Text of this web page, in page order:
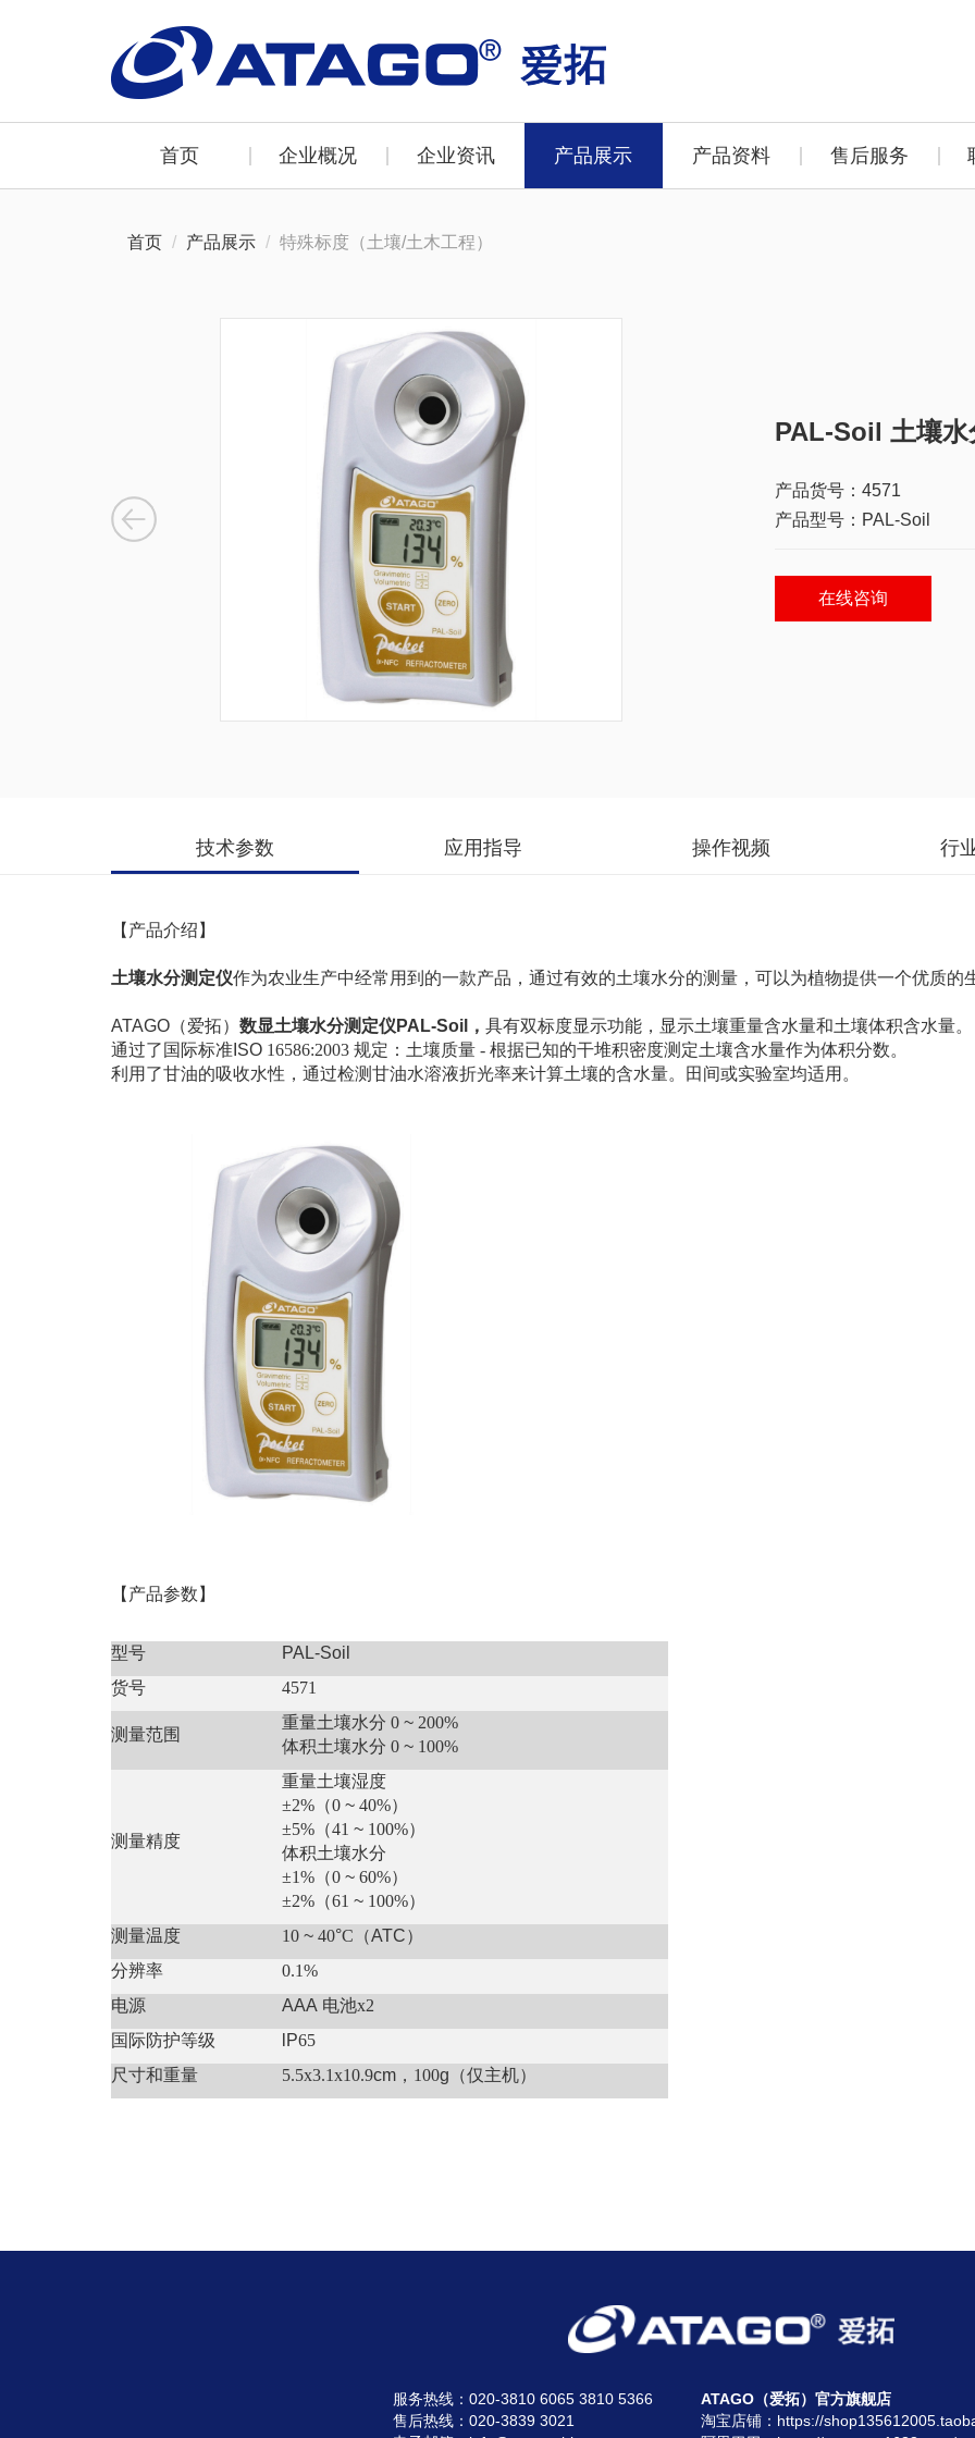
首页 企业概况 企业资讯 产品展示 产品资料 售后服务
首页 产品展示 特殊标度（土壤/土木工程）
PAL-Soil 土壤水
产品货号：4571
产品型号：PAL-Soil
在线咨询
技术参数 应用指导 操作视频 行
【产品介绍】
土壤水分测定仪作为农业生产中经常用到的一款产品，通过有效的土壤水分的测量，可以为植物提供一个优质的
ATAGO （爱拓） 数显土壤水分测定仪PAL-Soil， 具有双标度显示功能，显示土壤重量含水量和土壤体积含水量。
通过了国际标准 ISO 16586:2003 规定：土壤质量 - 根据已知的干堆积密度测定土壤含水量作为体积分数。
利用了甘油的吸收水性，通过检测甘油水溶液折光率来计算土壤的含水量。
田间或实验室均适用。
【产品参数】
型号
PAL-Soil
货号
4571
测量范围
重量土壤水分 0 ~ 200%
体积土壤水分 0 ~ 100%
测量精度
重量土壤湿度
±2%（0 ~ 40%）
±5%（41 ~ 100%）
体积土壤水分
±1%（0 ~ 60%）
±2%（61 ~ 100%）
测量温度
10 ~ 40°C（ATC）
分辨率
0.1%
电源
AAA 电池x2
国际防护等级
lP65
尺寸和重量
5.5x3.1x10.9cm ，100g （仅主机）
服务热线：020-3810 6065 3810 5366
售后热线：020-3839 3021
ATAGO（爱拓）官方旗舰店
淘宝店铺： https://